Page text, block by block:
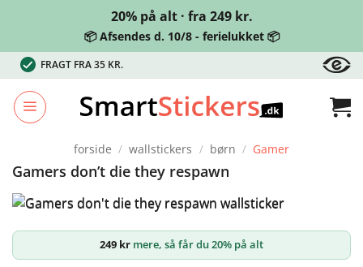
20% på alt · fra 249 kr.
📦 Afsendes d. 10/8 - ferielukket 📦
Fortsæt
til
indhold
FRAGT FRA 35 KR.
forside / wallstickers / børn / Gamer
Gamers don’t die they respawn
249 kr mere, så får du 20% på alt